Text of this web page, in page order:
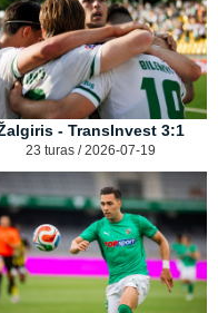
- TransInvest 3:1
23 turas / 2026-07-19